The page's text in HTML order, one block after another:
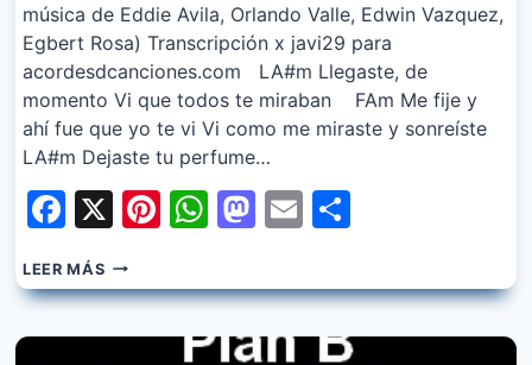
música de Eddie Avila, Orlando Valle, Edwin Vazquez,
Egbert Rosa) Transcripción x javi29 para
acordesdcanciones.com LA#m Llegaste, de
momento Vi que todos te miraban FAm Me fije y
ahí fue que yo te vi Vi como me miraste y sonreíste
LA#m Dejaste tu perfume…
Facebook
X Pinterest
WhatsApp
Mastodon
Email
LEER MÁSPLAN
B
–